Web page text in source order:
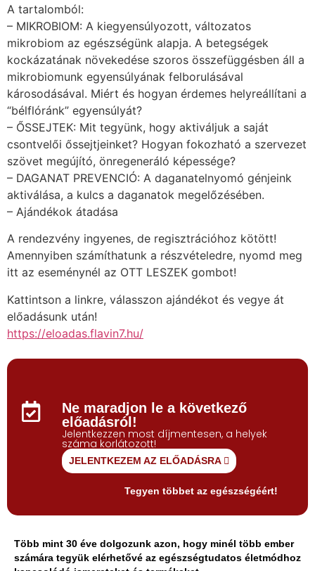
A tartalomból:
– MIKROBIOM: A kiegyensúlyozott, változatos
mikrobiom az egészségünk alapja. A betegségek
kockázatának növekedése szoros összefüggésben áll a
mikrobiomunk egyensúlyának felborulásával
károsodásával. Miért és hogyan érdemes helyreállítani a
“bélflóránk” egyensúlyát?
– ŐSSEJTEK: Mit tegyünk, hogy aktiváljuk a saját
csontvelői őssejtjeinket? Hogyan fokozható a szervezet
szövet megújító, önregeneráló képessége?
– DAGANAT PREVENCIÓ: A daganatelnyomó génjeink
aktiválása, a kulcs a daganatok megelőzésében.
– Ajándékok átadása
A rendezvény ingyenes, de regisztrációhoz kötött!
Amennyiben számíthatunk a részvételedre, nyomd meg
itt az eseménynél az OTT LESZEK gombot!
Kattintson a linkre, válasszon ajándékot és vegye át
előadásunk után!
https://eloadas.flavin7.hu/
Tegyen többet az egészségéért!
Ne maradjon le a következő
előadásról!
Jelentkezzen most díjmentesen, a helyek
száma korlátozott!
JELENTKEZEM AZ ELŐADÁSRA
Több mint 30 éve dolgozunk azon, hogy minél több ember
számára tegyük elérhetővé az egészségtudatos életmódhoz